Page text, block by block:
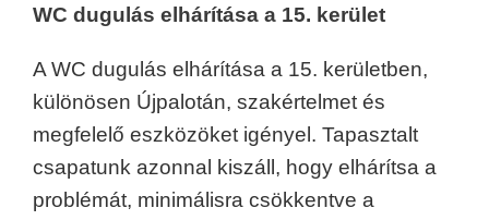
WC dugulás elhárítása a 15. kerület
A WC dugulás elhárítása a 15. kerületben,
különösen Újpalotán, szakértelmet és
megfelelő eszközöket igényel. Tapasztalt
csapatunk azonnal kiszáll, hogy elhárítsa a
problémát, minimálisra csökkentve a